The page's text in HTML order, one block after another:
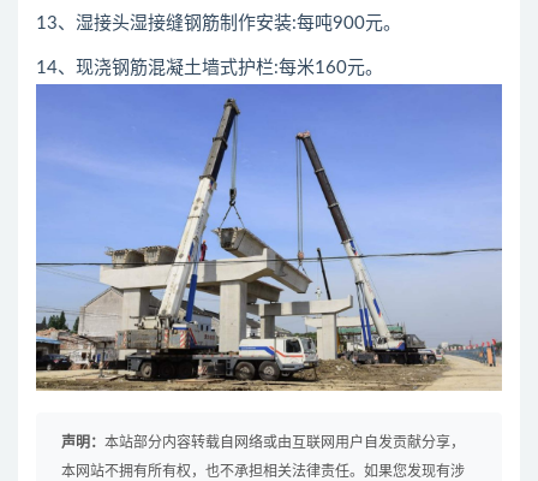
13、湿接头湿接缝钢筋制作安装:每吨900元。
14、现浇钢筋混凝土墙式护栏:每米160元。
声明： 本站部分内容转载自网络或由互联网用户自发贡献分享，
本网站不拥有所有权，也不承担相关法律责任。如果您发现有涉